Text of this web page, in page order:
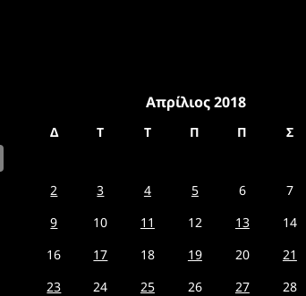
Απρίλιος 2018
Δ Τ Τ Π Π Σ
2
3 4 5 6 7
9
10 11 12 13 14
16
17 18 19 20 21
23
24 25 26 27 28